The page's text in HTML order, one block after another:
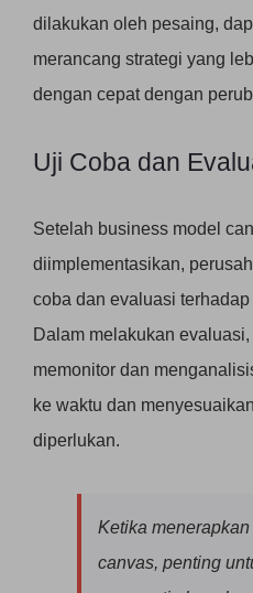
dilakukan oleh pesaing,
merancang strategi yang
dengan cepat dengan
Uji Coba dan
Setelah business model
diimplementasikan,
coba dan evaluasi
Dalam melakukan
memonitor dan
ke waktu dan
diperlukan.
Ketika
canvas, penting